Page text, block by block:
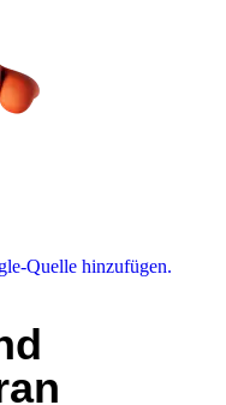
Quelle hinzufügen.